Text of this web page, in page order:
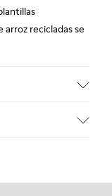
arroz recicladas se
de primera